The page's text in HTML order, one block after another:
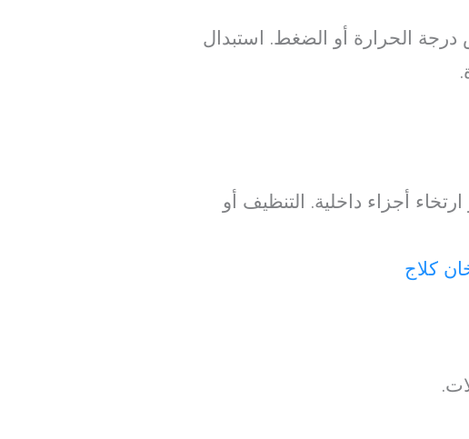
الحرارة أو الضغط. استبدال
أجزاء داخلية. التنظيف أو
كلاج